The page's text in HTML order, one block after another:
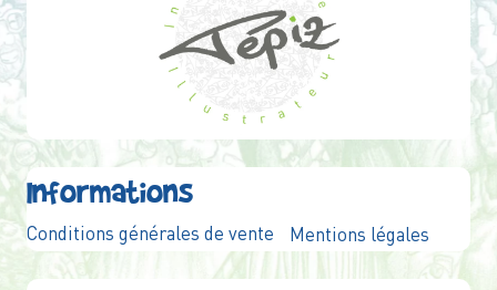
Informations
Conditions générales de vente Mentions légales